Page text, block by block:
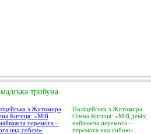
трибуна
Поліцейська з Житомира
Олена Китиця: «Мій девіз:
найважча перемога –
перемога над собою»